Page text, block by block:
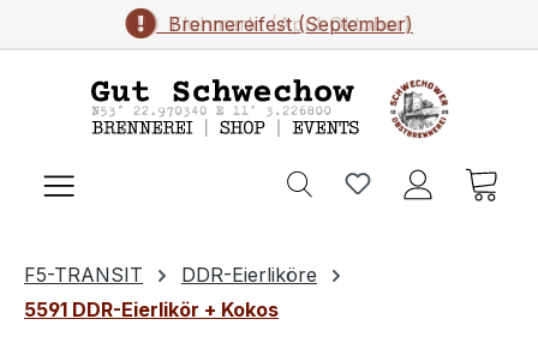
Zum Hauptinhalt springenFlohmarkt (April-Oktober)
Brennereifest (September)
F5-TRANSIT
DDR-Eierliköre
5591 DDR-Eierlikör + Kokos